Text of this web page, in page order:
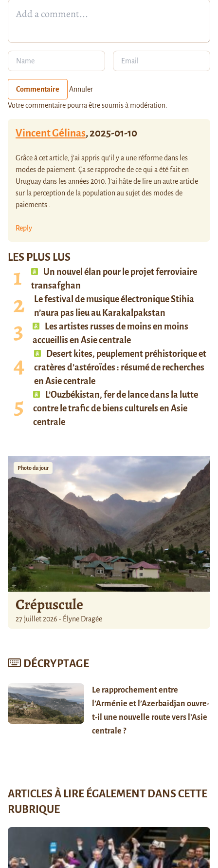
LES PLUS LUS
Un nouvel élan pour le projet ferroviaire
transafghan
Le festival de musique électronique Stihia
n’aura pas lieu au Karakalpakstan
Les artistes russes de moins en moins
accueillis en Asie centrale
Desert kites, peuplement préhistorique et
cratères d’astéroïdes : résumé de recherches
en Asie centrale
L’Ouzbékistan, fer de lance dans la lutte
contre le trafic de biens culturels en Asie
centrale
Photo du jour
Crépuscule
27 juillet 2026 - Élyne Dragée
DÉCRYPTAGE
Le rapprochement entre
l’Arménie et l’Azerbaïdjan ouvre-
t-il une nouvelle route vers l’Asie
centrale ?
Commentaire Annuler
Votre commentaire pourra être soumis à modération.
Vincent Gélinas,2025-01-10
Grâce à cet article, j’ai appris qu’il y a une réforme dans les
modes de paiement. Ça se rapproche de ce qui a été fait en
Uruguay dans les années 2010. J’ai hâte de lire un autre article
sur la perception de la population au sujet des modes de
paiements .
Reply
ARTICLES À LIRE ÉGALEMENT DANS CETTE
RUBRIQUE